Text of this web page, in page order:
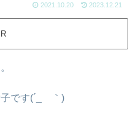
2021.10.20 2023.12.21
です(´_ゝ｀)